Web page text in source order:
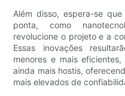
Além disso, espera-se
ponta, como
revolucione o projeto e a
Essas inovações
menores e mais
ainda mais hostis,
mais elevados de